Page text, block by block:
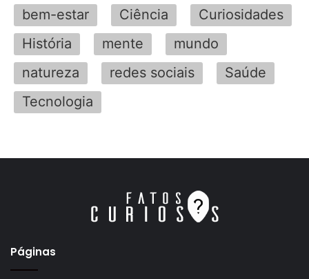
bem-estar Ciência
Curiosidades
História
mente
mundo
natureza
redes sociais
Saúde
Tecnologia
Páginas